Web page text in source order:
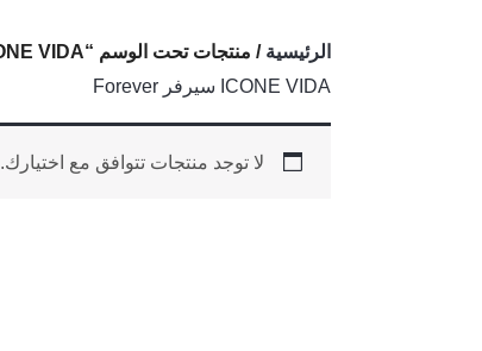
الرئيسية / منتجات تحت الوسم “ICONE VIDA سيرفر Forever”
ICONE VIDA سيرفر Forever
لا توجد منتجات تتوافق مع اختيارك.